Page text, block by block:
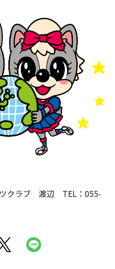
ツクラブ 渡辺 TEL：055-